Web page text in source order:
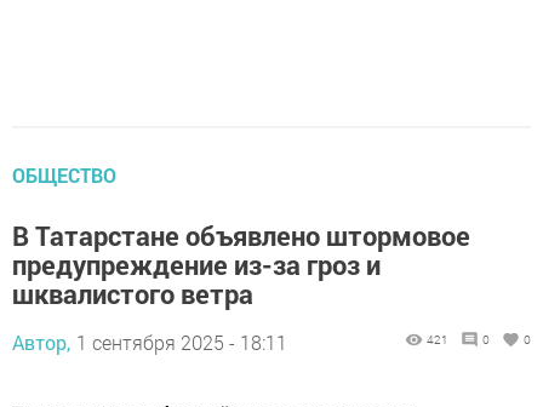
ОБЩЕСТВО
В Татарстане объявлено штормовое
предупреждение из-за гроз и
шквалистого ветра
Автор, 1 сентября 2025 - 18:11 421 0 0